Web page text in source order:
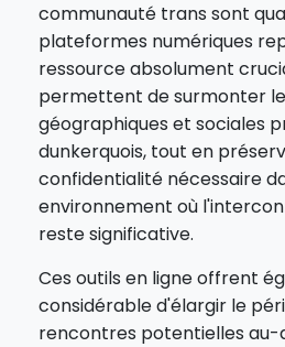
communauté trans sont
plateformes numériques
ressource absolument
permettent de surmonter
géographiques et sociales
dunkerquois, tout en
confidentialité nécessaire
environnement où
reste significative.
Ces outils en ligne offrent
considérable d'élargir le
rencontres potentielles au-